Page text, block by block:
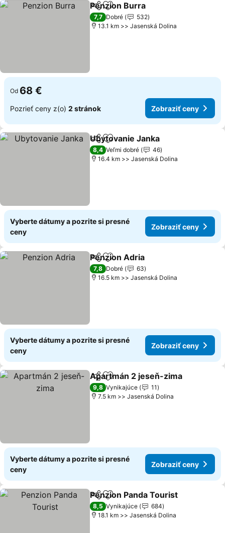
ZdieľaťPridať do obľúbených
Penzion Burra
7,7 Dobré
532
13.1 km >> Jasenská Dolina
Od 68 €
Pozrieť ceny z(o) 2 stránok Zobraziť ceny
ZdieľaťPridať do obľúbených
Ubytovanie Janka
8,4 Veľmi dobré
46
16.4 km >> Jasenská Dolina
Vyberte dátumy a pozrite si presné
ceny
Zobraziť ceny
ZdieľaťPridať do obľúbených
Penzion Adria
7,8 Dobré
63
16.5 km >> Jasenská Dolina
Vyberte dátumy a pozrite si presné
ceny
Zobraziť ceny
ZdieľaťPridať do obľúbených
Apartmán 2 jeseň-zima
9,8 Vynikajúce
11
7.5 km >> Jasenská Dolina
Vyberte dátumy a pozrite si presné
ceny
Zobraziť ceny
ZdieľaťPridať do obľúbených
Penzion Panda Tourist
8,5 Vynikajúce
684
18.1 km >> Jasenská Dolina